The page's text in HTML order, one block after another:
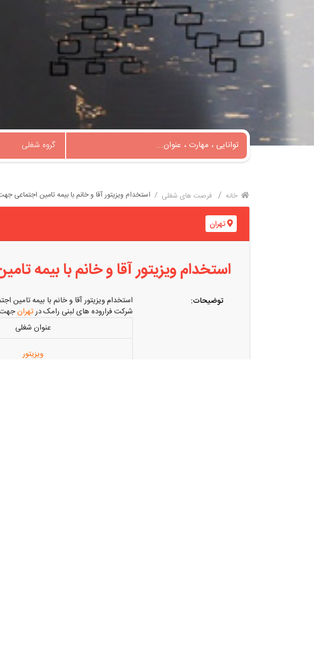
گروه شغلی
خانه فرصت های شغلی استخدام ویزیتور آقا و خانم با بیمه تامین
تهران
استخدام ویزیتور آقا و خانم با بیمه
توضیحات:
استخدام ویزیتور آقا و خانم با بیمه
شرکت فراروده های لبنی رامک درتهرانجهت
عنوان شغلی
ویزیتور